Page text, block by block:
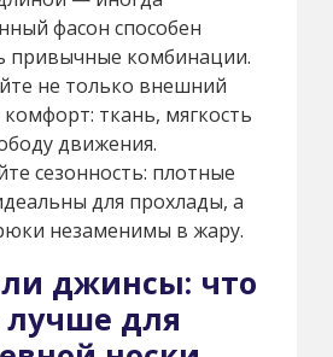
фасон способен
привычные комбинации.
не только внешний
ткань, мягкость
движения.
сезонность: плотные
для прохлады, а
незаменимы в жару.
джинсы: что
лучше для